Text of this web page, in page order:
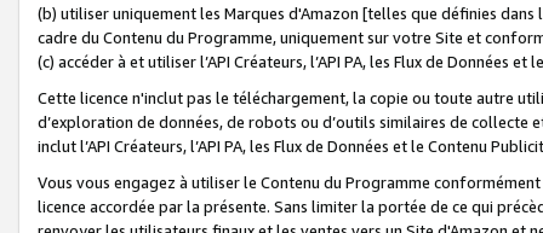
(b) utiliser uniquement les Marques d'Amazon [telles que définies dans
cadre du Contenu du Programme, uniquement sur votre Site et
(c) accéder à et utiliser l’API Créateurs, l’API PA, les Flux de Données
Cette licence n'inclut pas le téléchargement, la copie ou toute autre
d’exploration de données, de robots ou d’outils similaires de
inclut l’API Créateurs, l’API PA, les Flux de Données et le Contenu
Vous vous engagez à utiliser le Contenu du Programme
licence accordée par la présente. Sans limiter la portée de ce qui